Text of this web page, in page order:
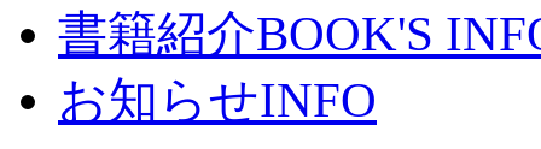
書籍紹介BOOK'S
お知らせINFO